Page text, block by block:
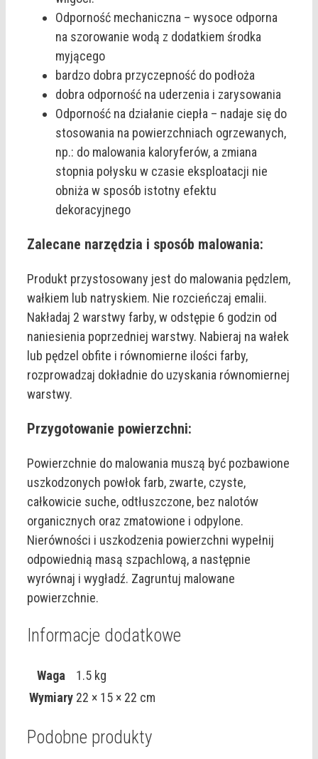
Odporność mechaniczna – wysoce odporna
na szorowanie wodą z dodatkiem środka
myjącego
bardzo dobra przyczepność do podłoża
dobra odporność na uderzenia i zarysowania
Odporność na działanie ciepła – nadaje się do
stosowania na powierzchniach ogrzewanych,
np.: do malowania kaloryferów, a zmiana
stopnia połysku w czasie eksploatacji nie
obniża w sposób istotny efektu
dekoracyjnego
Zalecane narzędzia i sposób malowania:
Produkt przystosowany jest do malowania pędzlem,
wałkiem lub natryskiem. Nie rozcieńczaj emalii.
Nakładaj 2 warstwy farby, w odstępie 6 godzin od
naniesienia poprzedniej warstwy. Nabieraj na wałek
lub pędzel obfite i równomierne ilości farby,
rozprowadzaj dokładnie do uzyskania równomiernej
warstwy.
Przygotowanie powierzchni:
Powierzchnie do malowania muszą być pozbawione
uszkodzonych powłok farb, zwarte, czyste,
całkowicie suche, odtłuszczone, bez nalotów
organicznych oraz zmatowione i odpylone.
Nierówności i uszkodzenia powierzchni wypełnij
odpowiednią masą szpachlową, a następnie
wyrównaj i wygładź. Zagruntuj malowane
powierzchnie.
Informacje dodatkowe
Waga
1.5 kg
Wymiary 22 × 15 × 22 cm
Podobne produkty